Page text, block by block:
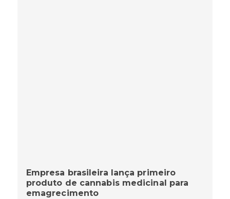
Empresa brasileira lança primeiro
produto de cannabis medicinal para
emagrecimento